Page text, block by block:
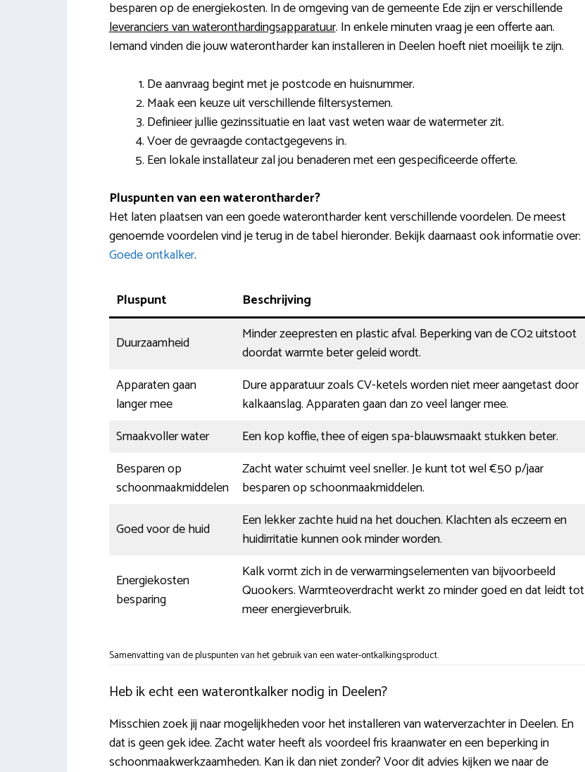
besparen op de energiekosten. In de omgeving van de gemeente Ede zijn er verschillende
leveranciers van wateronthardingsapparatuur. In enkele minuten vraag je een offerte aan.
Iemand vinden die jouw waterontharder kan installeren in Deelen hoeft niet moeilijk te zijn.
De aanvraag begint met je postcode en huisnummer.
Maak een keuze uit verschillende filtersystemen.
Definieer jullie gezinssituatie en laat vast weten waar de watermeter zit.
Voer de gevraagde contactgegevens in.
Een lokale installateur zal jou benaderen met een gespecificeerde offerte.
Pluspunten van een waterontharder?
Het laten plaatsen van een goede waterontharder kent verschillende voordelen. De meest
genoemde voordelen vind je terug in de tabel hieronder. Bekijk daarnaast ook informatie over:
Goede ontkalker.
Pluspunt Beschrijving
Duurzaamheid
Minder zeepresten en plastic afval. Beperking van de CO2 uitstoot
doordat warmte beter geleid wordt.
Apparaten gaan
langer mee
Dure apparatuur zoals CV-ketels worden niet meer aangetast door
kalkaanslag. Apparaten gaan dan zo veel langer mee.
Smaakvoller water
Een kop koffie, thee of eigen spa-blauwsmaakt stukken beter.
Besparen op
schoonmaakmiddelen
Zacht water schuimt veel sneller. Je kunt tot wel €50 p/jaar
besparen op schoonmaakmiddelen.
Goed voor de huid
Een lekker zachte huid na het douchen. Klachten als eczeem en
huidirritatie kunnen ook minder worden.
Energiekosten
besparing
Kalk vormt zich in de verwarmingselementen van bijvoorbeeld
Quookers. Warmteoverdracht werkt zo minder goed en dat leidt tot
meer energieverbruik.
Samenvatting van de pluspunten van het gebruik van een water-ontkalkingsproduct.
Heb ik echt een waterontkalker nodig in Deelen?
Misschien zoek jij naar mogelijkheden voor het installeren van waterverzachter in Deelen. En
dat is geen gek idee. Zacht water heeft als voordeel fris kraanwater en een beperking in
schoonmaakwerkzaamheden. Kan ik dan niet zonder? Voor dit advies kijken we naar de